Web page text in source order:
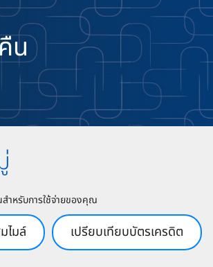
น
ำหรับการใช้จ่ายของคุณ​
ไมล์ เปรียบเทียบบัตรเครดิต